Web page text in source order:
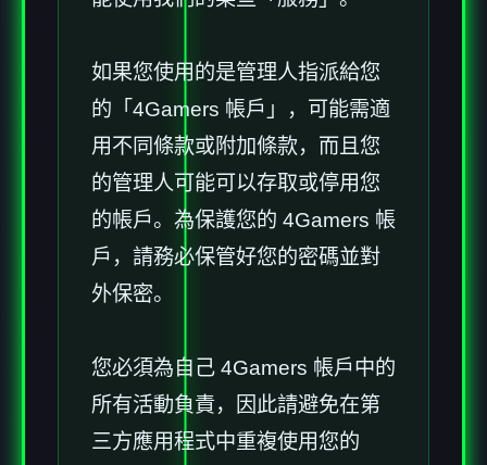
如果您使用的是管理人指派給您
的「4Gamers 帳戶」，可能需適
用不同條款或附加條款，而且您
的管理人可能可以存取或停用您
的帳戶。為保護您的 4Gamers 帳
戶，請務必保管好您的密碼並對
外保密。
您必須為自己 4Gamers 帳戶中的
所有活動負責，因此請避免在第
三方應用程式中重複使用您的